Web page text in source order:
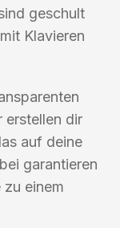
geschult
Klavieren
erstellen dir
auf deine
garantieren
einem